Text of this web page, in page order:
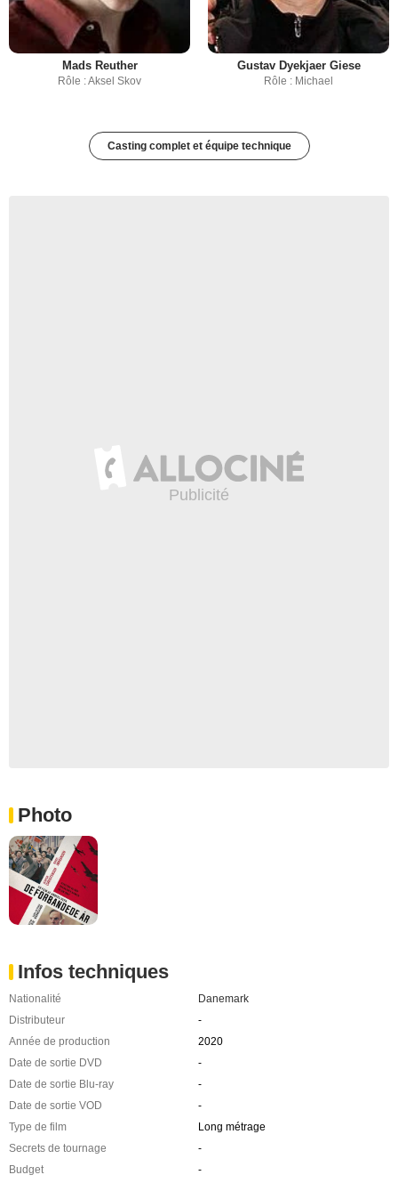
Mads Reuther
Rôle : Aksel Skov
Gustav Dyekjaer Giese
Rôle : Michael
Casting complet et équipe technique
Photo
Infos techniques
Nationalité
Danemark
Distributeur
-
Année de production
2020
Date de sortie DVD
-
Date de sortie Blu-ray
-
Date de sortie VOD
-
Type de film
Long métrage
Secrets de tournage
-
Budget
-